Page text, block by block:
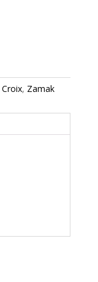
Croix, Zamak